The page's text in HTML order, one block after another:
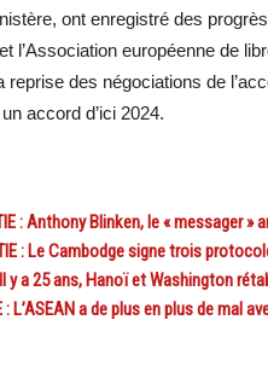
ont enregistré des
l’Association européenne de
reprise des négociations de
accord d’ici 2024.
: Anthony Blinken, le « messager »
: Le Cambodge signe trois
Il y a 25 ans, Hanoï et Washington
: L’ASEAN a de plus en plus de mal